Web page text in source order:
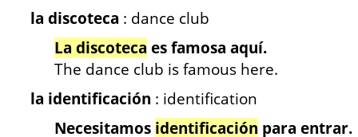
la discoteca : dance club
La discoteca es famosa aquí.
The dance club is famous here.
la identificación : identification
Necesitamos identificación para entrar.